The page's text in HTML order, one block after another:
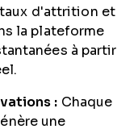
taux d'attrition et
la plateforme
à partir
: Chaque
une